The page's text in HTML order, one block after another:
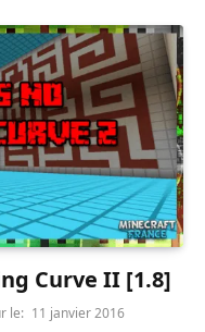
Curve II [1.8]
le: 11 janvier 2016